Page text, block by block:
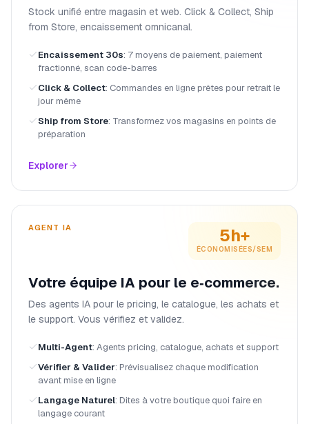
Stock unifié entre magasin et web. Click & Collect, Ship
from Store, encaissement omnicanal.
Encaissement 30s: 7 moyens de paiement, paiement
fractionné, scan code-barres
Click & Collect: Commandes en ligne prêtes pour retrait le
jour même
Ship from Store: Transformez vos magasins en points de
préparation
Explorer
AGENT IA 5h+
ÉCONOMISÉES/SEM
Votre équipe IA pour le e‑commerce.
Des agents IA pour le pricing, le catalogue, les achats et
le support. Vous vérifiez et validez.
Multi-Agent: Agents pricing, catalogue, achats et support
Vérifier & Valider: Prévisualisez chaque modification
avant mise en ligne
Langage Naturel: Dites à votre boutique quoi faire en
langage courant